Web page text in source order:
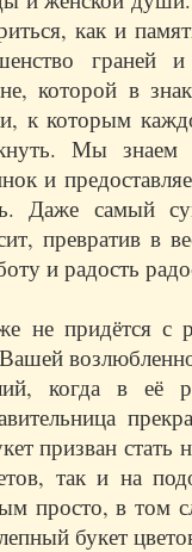
как и
граней
которой в
к которым
Мы знаем
и
Даже самый
превратив в
и радость
не придётся с
Вашей
когда в её
призван
так и на
просто, в том
букет